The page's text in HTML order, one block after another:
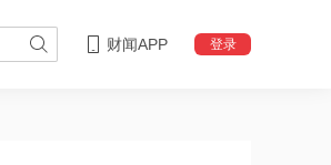
财闻APP 登录